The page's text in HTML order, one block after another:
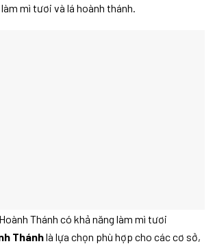
mì tươi và lá hoành thánh.
Thánh có khả năng làm mì tươi
Thánhlà lựa chọn phù hợp cho các cơ sở,